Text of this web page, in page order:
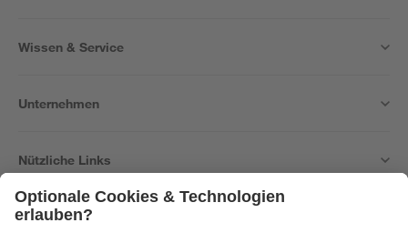
Wissen & Service
Unternehmen
Nützliche Links